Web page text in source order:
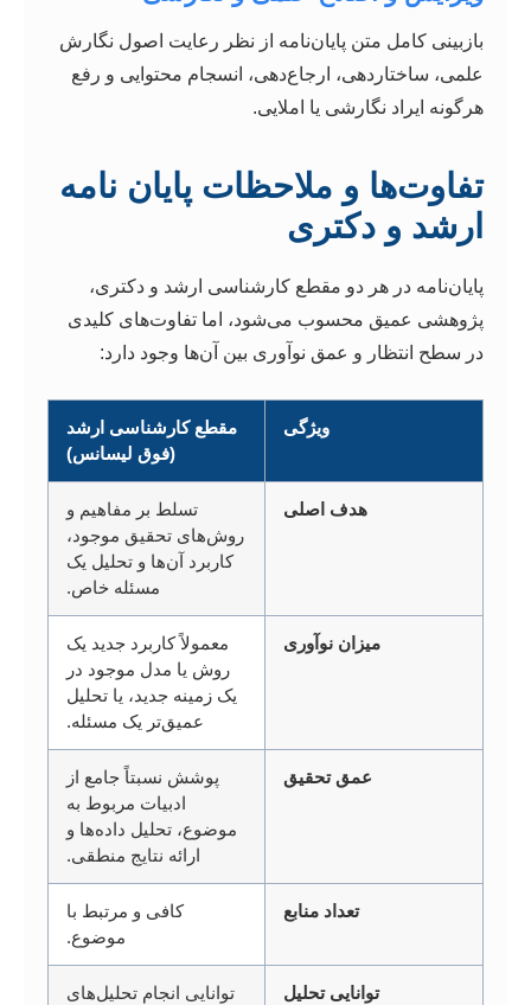
بازبینی کامل متن پایان‌نامه از نظر رعایت اصول نگارش
علمی، ساختاردهی، ارجاع‌دهی، انسجام محتوایی و رفع
هرگونه ایراد نگارشی یا املایی.
تفاوت‌ها و ملاحظات پایان نامه
ارشد و دکتری
پایان‌نامه در هر دو مقطع کارشناسی ارشد و دکتری،
پژوهشی عمیق محسوب می‌شود، اما تفاوت‌های کلیدی
در سطح انتظار و عمق نوآوری بین آن‌ها وجود دارد:
ویژگی
مقطع کارشناسی ارشد
(فوق لیسانس)
هدف اصلی
تسلط بر مفاهیم و
روش‌های تحقیق موجود،
کاربرد آن‌ها و تحلیل یک
مسئله خاص.
میزان نوآوری
معمولاً کاربرد جدید یک
روش یا مدل موجود در
یک زمینه جدید، یا تحلیل
عمیق‌تر یک مسئله.
عمق تحقیق
پوشش نسبتاً جامع از
ادبیات مربوط به
موضوع، تحلیل داده‌ها و
ارائه نتایج منطقی.
تعداد منابع
کافی و مرتبط با
موضوع.
توانایی تحلیل
توانایی انجام تحلیل‌های